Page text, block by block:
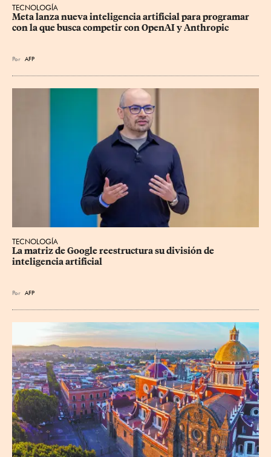
TECNOLOGÍA
Meta lanza nueva inteligencia artificial para programar
con la que busca competir con OpenAI y Anthropic
Por AFP
TECNOLOGÍA
La matriz de Google reestructura su división de
inteligencia artificial
Por AFP